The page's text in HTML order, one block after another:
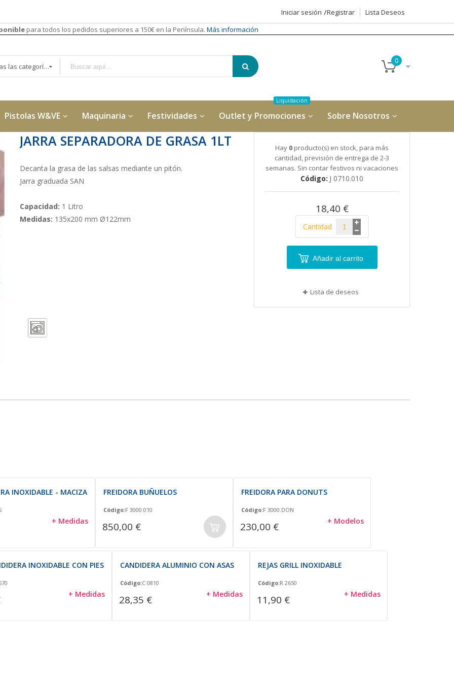
Iniciar sesión Registrar
Lista Deseos
para todos los pedidos superiores a 150€ en la Península. Más información
Todas las categorías
Pistolas W&VE Maquinaria Festividades Outlet y Promociones Sobre Nosotros
Hay 0 producto(s) en stock, para más
cantidad, previsión de entrega de 2-3
semanas. Sin contar festivos ni vacaciones
Código J 0710.010
18,40 €
Cantidad
Añadir al carrito
Lista de deseos
JARRA SEPARADORA DE GRASA 1LT
Decanta la grasa de las salsas mediante un pitón.
Jarra graduada SAN
Capacidad: 1 Litro
Medidas: 135x200 mm Ø122mm
INOXIDABLE - MACIZA
+ Medidas
FREIDORA BUÑUELOS
Código:F 3000.010
850,00 €
FREIDORA PARA DONUTS
Código:F 3000.DON
230,00 € + Modelos
INOXIDABLE CON PIES
+ Medidas
CANDIDERA ALUMINIO CON ASAS
Código:C 0810
28,35 € + Medidas
REJAS GRILL INOXIDABLE
Código:R 2650
11,90 € + Medidas